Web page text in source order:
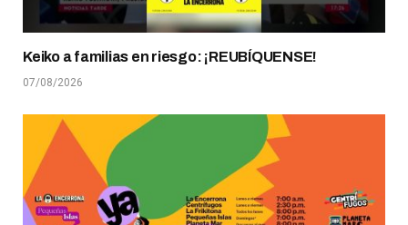
Keiko a familias en riesgo: ¡REUBÍQUENSE!
07/08/2026